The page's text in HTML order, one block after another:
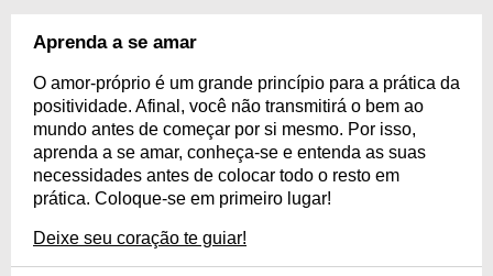
Aprenda a se amar
O amor-próprio é um grande princípio para a prática da
positividade. Afinal, você não transmitirá o bem ao
mundo antes de começar por si mesmo. Por isso,
aprenda a se amar, conheça-se e entenda as suas
necessidades antes de colocar todo o resto em
prática. Coloque-se em primeiro lugar!
Deixe seu coração te guiar!